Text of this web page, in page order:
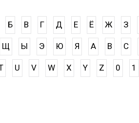
Б В Г Д Е Ё Ж З
Щ Ы Э Ю Я A B C
U V W X Y Z 0 1